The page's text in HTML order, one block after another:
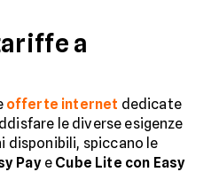
a
offerte internet dedicate
le diverse esigenze
disponibili, spiccano le
Paye Cube Lite con Easy